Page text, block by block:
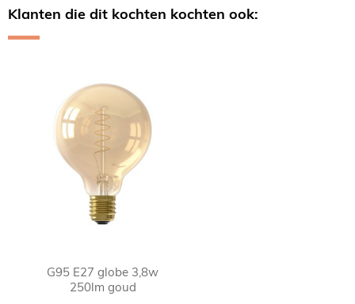
Klanten die dit kochten kochten ook:
G95 E27 globe 3,8w
250lm goud